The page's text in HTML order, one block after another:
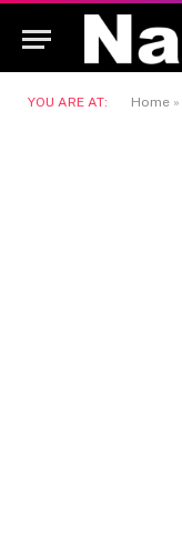
YOU ARE AT: Home »